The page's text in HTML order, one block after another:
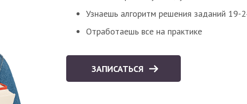
Узнаешь алгоритм решения заданий 19-
Отработаешь все на практике
ЗАПИСАТЬСЯ